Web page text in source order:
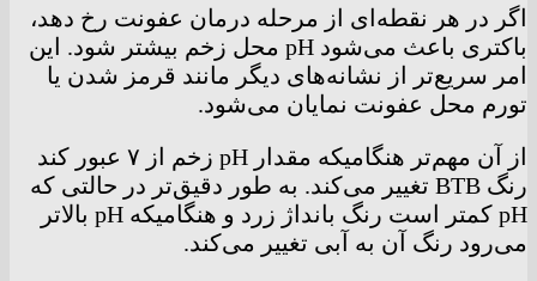
اگر در هر نقطه‌ای از مرحله درمان عفونت رخ دهد،
باکتری باعث می‌شود pH محل زخم بیشتر شود. این
امر سریع‌تر از نشانه‌های دیگر مانند قرمز شدن یا
تورم محل عفونت نمایان می‌شود.
از آن مهم‌تر هنگامیکه مقدار pH زخم از ۷ عبور کند
رنگ BTB تغییر می‌کند. به طور دقیق‌تر در حالتی که
pH کمتر است رنگ بانداژ زرد و هنگامیکه pH بالاتر
می‌رود رنگ آن به آبی تغییر می‌کند.